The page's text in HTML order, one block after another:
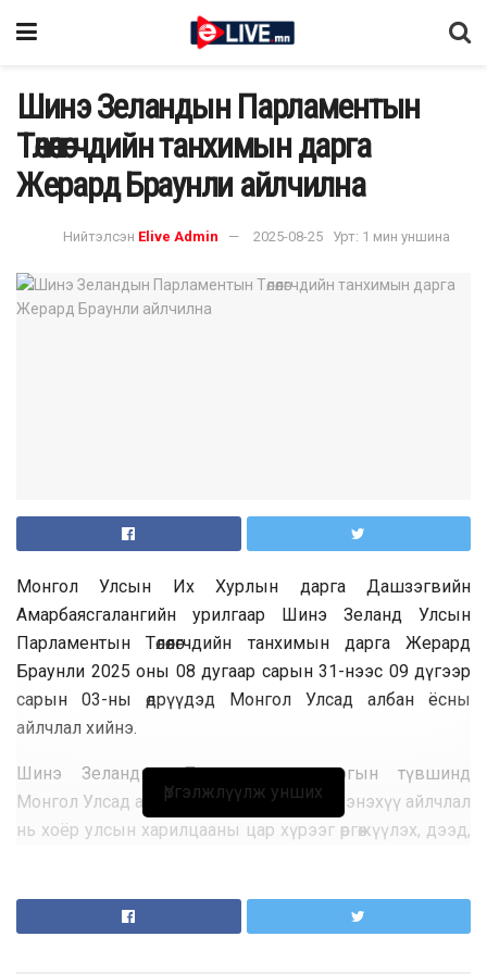
Шинэ Зеландын Парламентын
Төлөөлөгчдийн танхимын дарга
Жерард Браунли айлчилна
Нийтэлсэн Elive Admin 2025-08-25 Урт: 1 мин уншина
Монгол Улсын Их Хурлын дарга Дашзэгвийн
Амарбаясгалангийн урилгаар Шинэ Зеланд Улсын
Парламентын Төлөөлөгчдийн танхимын дарга Жерард
Браунли 2025 оны 08 дугаар сарын 31-нээс 09 дүгээр
сарын 03-ны өдрүүдэд Монгол Улсад албан ёсны
айлчлал хийнэ.
Шинэ Зеландын Парламентын даргын түвшинд
Монгол Улсад анх удаа хэрэгжүүлж буй энэхүү айлчлал
нь хоёр улсын харилцааны цар хүрээг өргөжүүлэх, дээд,
хамтын ажиллагааг бэхжүүлэхэд чиглэж байгаа бөгөөд
Үргэлжлүүлж унших